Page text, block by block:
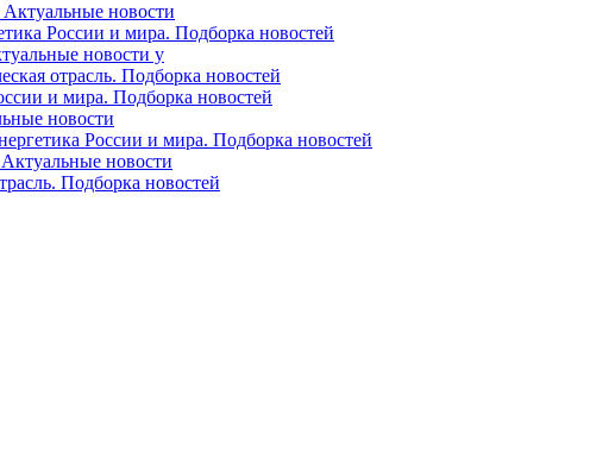
Актуальные новости
России и мира. Подборка новостей
новости у
отрасль. Подборка новостей
и мира. Подборка новостей
новости
России и мира. Подборка новостей
новости
Подборка новостей